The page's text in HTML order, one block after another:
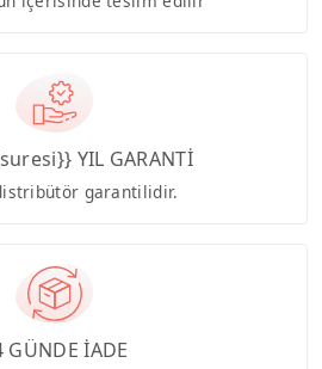
YIL GARANTİ
garantilidir.
GÜNDE İADE